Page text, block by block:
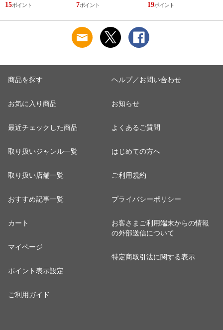
15 7 19
商品を探す
お気に入り商品
最近チェックした商品
取り扱いジャンル一覧
取り扱い店舗一覧
おすすめ記事一覧
カート
マイページ
ポイント表示設定
ご利用ガイド
ヘルプ／お問い合わせ
お知らせ
よくあるご質問
はじめての方へ
ご利用規約
プライバシーポリシー
お客さまご利用端末からの情報
の外部送信について
特定商取引法に関する表示